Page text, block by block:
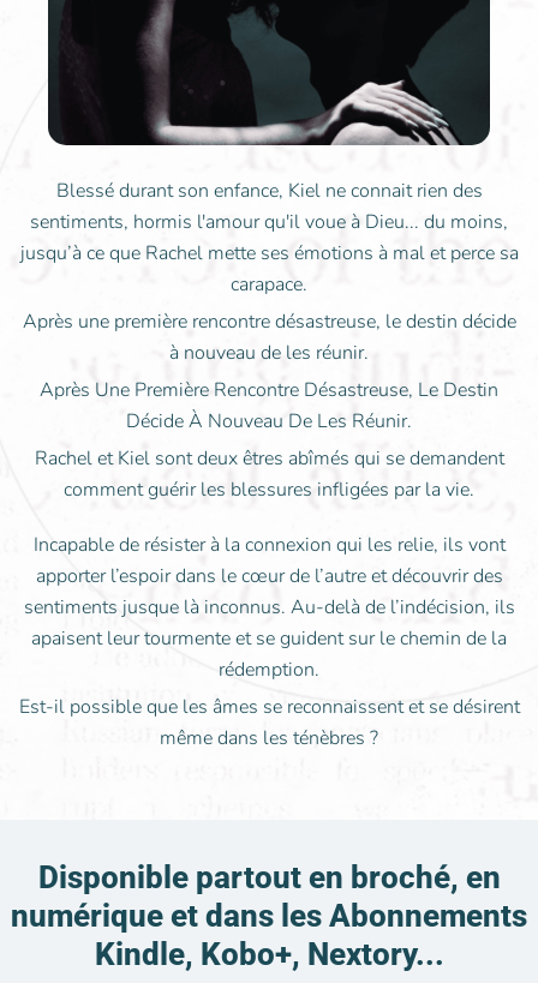
Blessé durant son enfance, Kiel ne connait rien des
sentiments, hormis l'amour qu'il voue à Dieu... du moins,
jusqu’à ce que Rachel mette ses émotions à mal et perce sa
carapace.
Après une première rencontre désastreuse, le destin décide
à nouveau de les réunir.
Après Une Première Rencontre Désastreuse, Le Destin
Décide À Nouveau De Les Réunir.
Rachel et Kiel sont deux êtres abîmés qui se demandent
comment guérir les blessures infligées par la vie.
Incapable de résister à la connexion qui les relie, ils vont
apporter l’espoir dans le cœur de l’autre et découvrir des
sentiments jusque là inconnus. Au-delà de l’indécision, ils
apaisent leur tourmente et se guident sur le chemin de la
rédemption.
Est-il possible que les âmes se reconnaissent et se désirent
même dans les ténèbres ?
Disponible partout en broché, en
numérique et dans les Abonnements
Kindle, Kobo+, Nextory...